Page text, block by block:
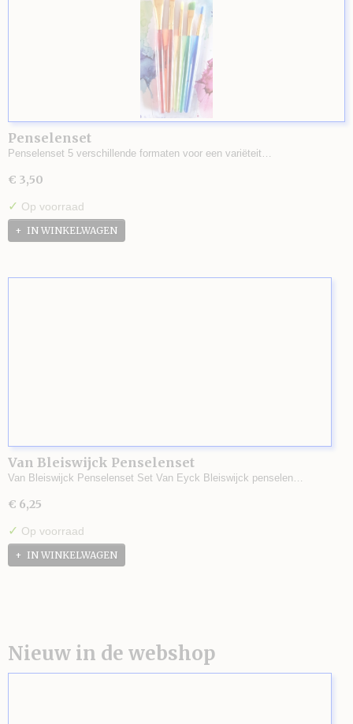
Penselenset
Penselenset 5 verschillende formaten voor een variëteit…
€ 3,50
✓ Op voorraad
IN WINKELWAGEN
Van Bleiswijck Penselenset
Van Bleiswijck Penselenset Set Van Eyck Bleiswijck penselen…
€ 6,25
✓ Op voorraad
IN WINKELWAGEN
Nieuw in de webshop